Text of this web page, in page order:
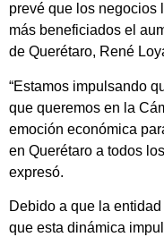
prevé que los negocios
más beneficiados el
de Querétaro, René
“Estamos impulsando
que queremos en la
emoción económica
en Querétaro a todos
expresó.
Debido a que la
que esta dinámica